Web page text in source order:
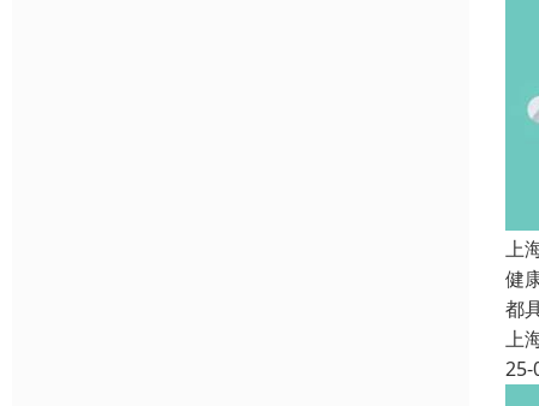
上
健
都
上
25-